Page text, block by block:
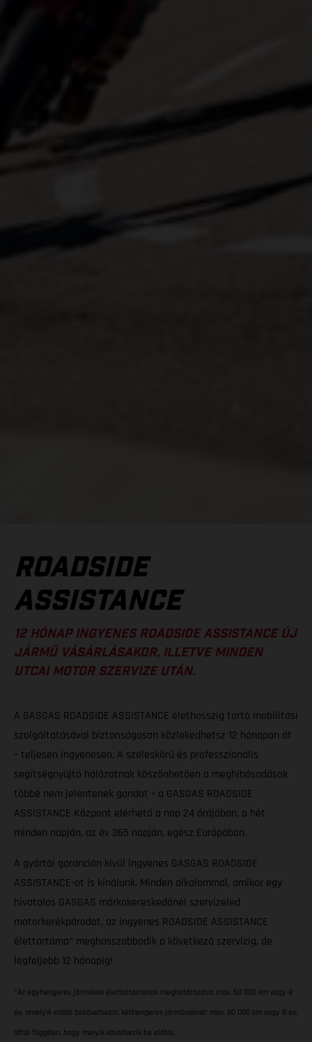
ROADSIDE
ASSISTANCE
12 HÓNAP INGYENES ROADSIDE ASSISTANCE ÚJ
JÁRMŰ VÁSÁRLÁSAKOR, ILLETVE MINDEN
UTCAI MOTOR SZERVIZE UTÁN.
A GASGAS ROADSIDE ASSISTANCE élethosszig tartó mobilitási
szolgáltatásával biztonságosan közlekedhetsz 12 hónapon át
– teljesen ingyenesen. A széleskörű és professzionális
segítségnyújtó hálózatnak köszönhetően a meghibásodások
többé nem jelentenek gondot – a GASGAS ROADSIDE
ASSISTANCE Központ elérhető a nap 24 órájában, a hét
minden napján, az év 365 napján, egész Európában.
A gyártói garancián kívül ingyenes GASGAS ROADSIDE
ASSISTANCE-ot is kínálunk. Minden alkalommal, amikor egy
hivatalos GASGAS márkakereskedőnél szervizeled
motorkerékpárodat, az ingyenes ROADSIDE ASSISTANCE
élettartama* meghosszabbodik a következő szervizig, de
legfeljebb 12 hónapig!
*Az egyhengeres járművek élettartamának meghatározása: max. 60 000 km vagy 8
év, amelyik előbb bekövetkezik; kéthengeres járműveknél: max. 80 000 km vagy 8 év,
attól függően, hogy melyik következik be előbb.